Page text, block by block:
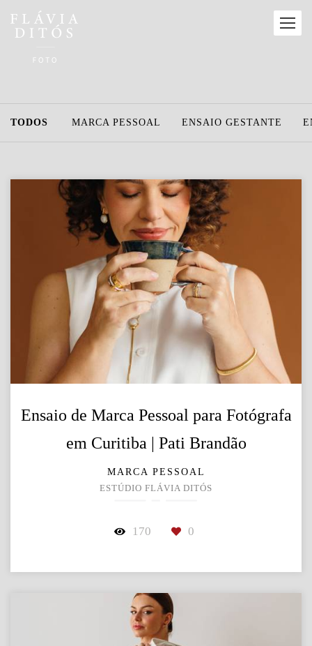
TODOS MARCA PESSOAL ENSAIO GESTANTE
Ensaio de Marca Pessoal para Fotógrafa
em Curitiba | Pati Brandão
MARCA PESSOAL
ESTÚDIO FLÁVIA DITÓS
170 0